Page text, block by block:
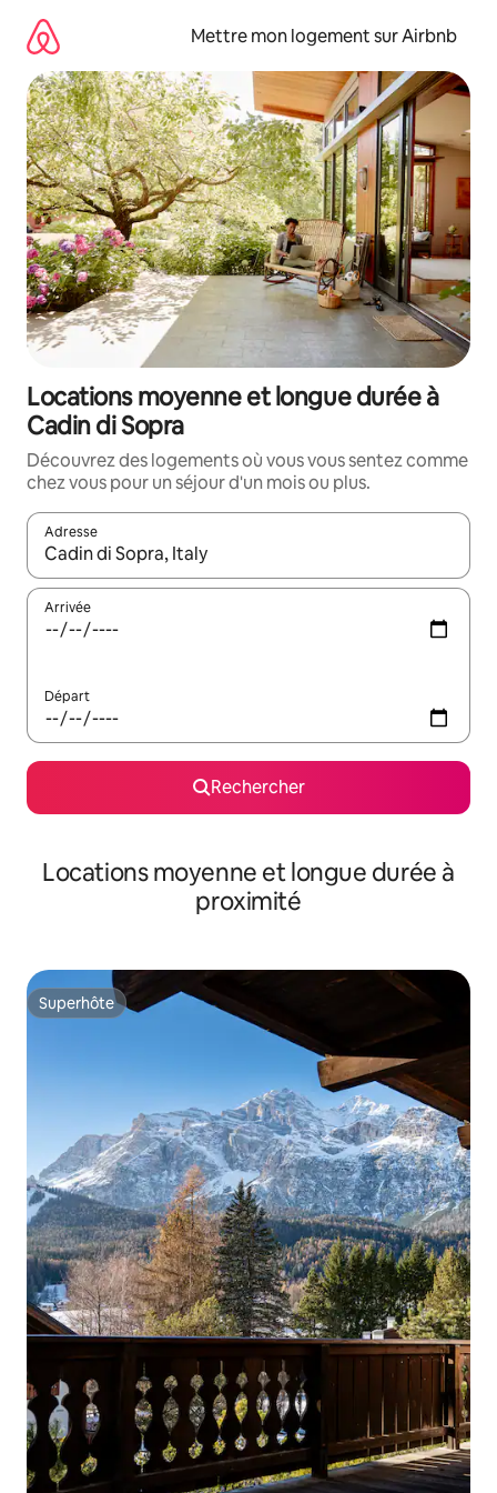
directement
contenu
Mettre mon logement sur Airbnb
Locations moyenne et longue durée à
Cadin di Sopra
Découvrez des logements où vous vous sentez comme
chez vous pour un séjour d'un mois ou plus.
Adresse
Lorsque les résultats s'affichent, utilisez les flèches vers le
Arrivée
Départ
Rechercher
Locations moyenne et longue durée à
proximité
Superhôte
Superhôte